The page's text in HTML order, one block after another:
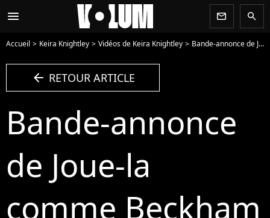
menu newsletter search
Accueil Keira Knightley Vidéos de Keira Knightley Bande-annonce de Joue-la comme Beckham - Vidéo
arrow_left RETOUR ARTICLE
Bande-annonce
de Joue-la
comme Beckham